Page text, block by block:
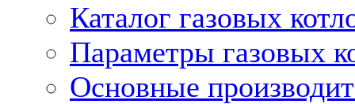
Каталог газовых
Параметры газовых
Основные